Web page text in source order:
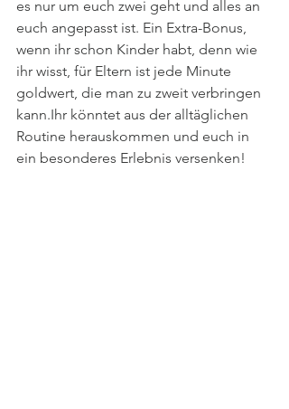
es nur um euch zwei geht und alles an
euch angepasst ist. Ein Extra-Bonus,
wenn ihr schon Kinder habt, denn wie
ihr wisst, für Eltern ist jede Minute
goldwert, die man zu zweit verbringen
kann.Ihr könntet aus der alltäglichen
Routine herauskommen und euch in
ein besonderes Erlebnis versenken!